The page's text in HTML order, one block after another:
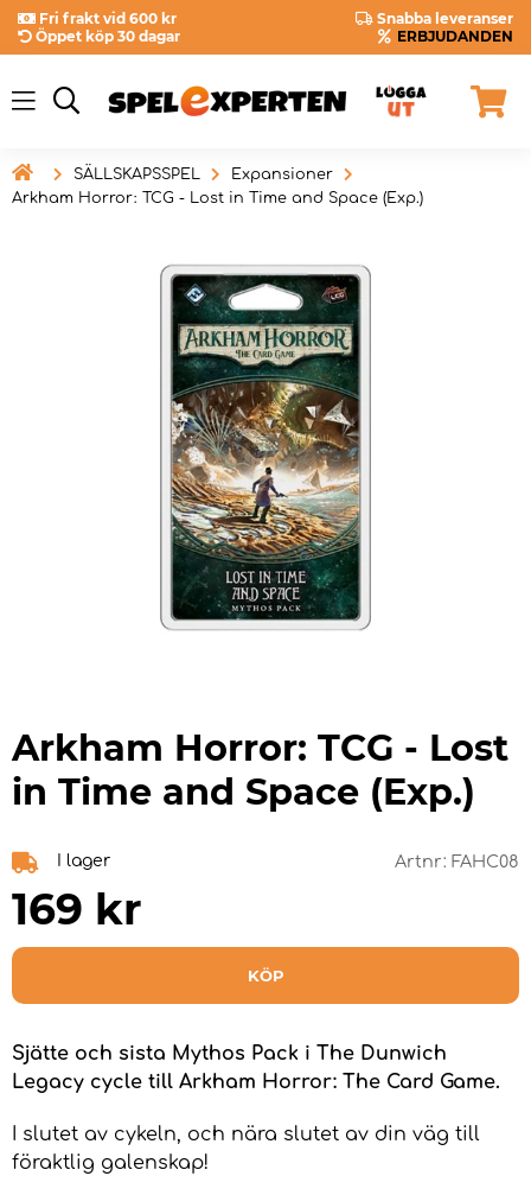
Fri frakt vid 600 kr
Snabba leveranser
Öppet köp 30 dagar
ERBJUDANDEN
 SÄLLSKAPSSPEL
Expansioner
Arkham Horror: TCG - Lost in Time and Space (Exp.)
Arkham Horror: TCG - Lost
in Time and Space (Exp.)
I lager Artnr: FAHC08
169 kr
KÖP
Sjätte och sista Mythos Pack i The Dunwich
Legacy cycle till Arkham Horror: The Card Game.
I slutet av cykeln, och nära slutet av din väg till
föraktlig galenskap!